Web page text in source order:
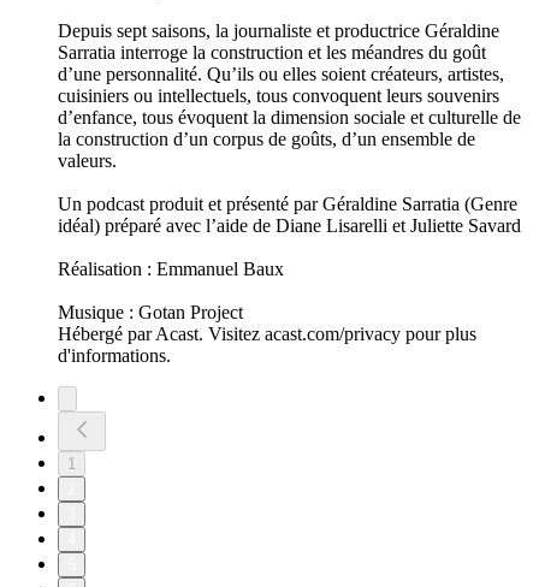
Depuis sept saisons, la journaliste et productrice Géraldine
Sarratia interroge la construction et les méandres du goût
d’une personnalité. Qu’ils ou elles soient créateurs, artistes,
cuisiniers ou intellectuels, tous convoquent leurs souvenirs
d’enfance, tous évoquent la dimension sociale et culturelle de
la construction d’un corpus de goûts, d’un ensemble de
valeurs.
Un podcast produit et présenté par Géraldine Sarratia (Genre
idéal) préparé avec l’aide de Diane Lisarelli et Juliette Savard
Réalisation : Emmanuel Baux
Musique : Gotan Project
Hébergé par Acast. Visitez acast.com/privacy pour plus
d'informations.
1